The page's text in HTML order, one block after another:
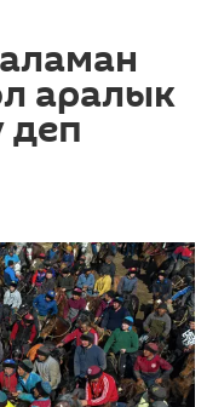
аралык
деп